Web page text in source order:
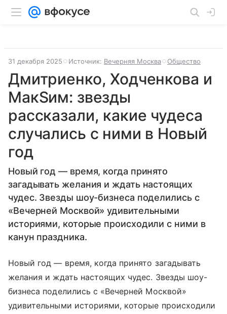
31 декабря 2025 Источник: Вечерняя Москва Общество
Дмитриенко, Ходченкова и
МакSим: звезды
рассказали, какие чудеса
случались с ними в Новый
год
Новый год — время, когда принято
загадывать желания и ждать настоящих
чудес. Звезды шоу-бизнеса поделились с
«Вечерней Москвой» удивительными
историями, которые происходили с ними в
канун праздника.
Новый год — время, когда принято загадывать
желания и ждать настоящих чудес. Звезды шоу-
бизнеса поделились с «Вечерней Москвой»
удивительными историями, которые происходили